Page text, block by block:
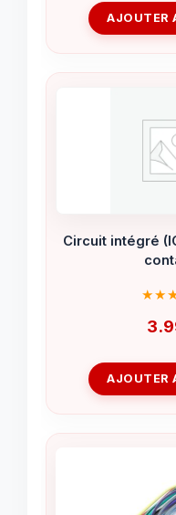
AJOUTER
Circuit intégré
AJOUTER